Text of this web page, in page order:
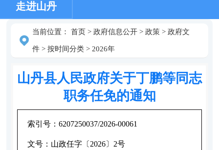
走进山丹
当前位置： 首页> 政府信息公开> 政策> 政府文
件> 按时间分类> 2026年
山丹县人民政府关于丁鹏等同志
职务任免的通知
索引号： 6207250037/2026-00061
文号： 山政任字〔2026〕2号